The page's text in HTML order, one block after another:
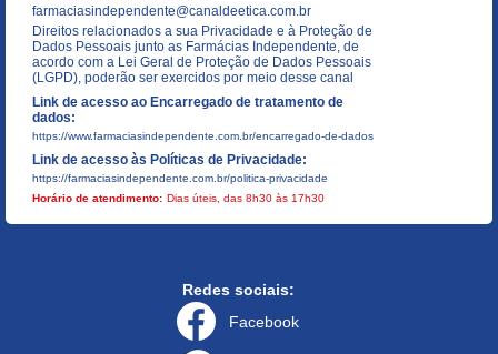
farmaciasindependente@canaldeetica.com.br
Direitos relacionados a sua Privacidade e à Proteção de
Dados Pessoais junto as Farmácias Independente, de
acordo com a Lei Geral de Proteção de Dados Pessoais
(LGPD), poderão ser exercidos por meio desse canal
Link de acesso ao Encarregado de tratamento de
dados:
https://www.farmaciasindependente.com.br/encarregado-de-dados
Link de acesso às Políticas de Privacidade:
https://farmaciasindependente.com.br/politica-privacidade
Horário de atendimento: Dias úteis, das 8h30 às 17h30
Redes sociais:
Facebook